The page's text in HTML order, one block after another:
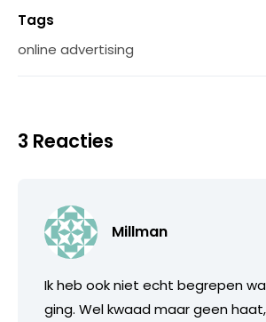
Tags
online advertising
3 Reacties
Millman
Ik heb ook niet echt begrepen
ging. Wel kwaad maar geen